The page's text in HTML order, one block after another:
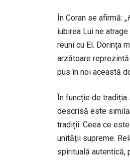
În Coran se afirmă: „
iubirea Lui ne
reuni cu El. Dorința
arzătoare
pus în noi această
În funcție de
descrisă este
tradiții. Ceea ce
unității supreme.
spirituală autentică,